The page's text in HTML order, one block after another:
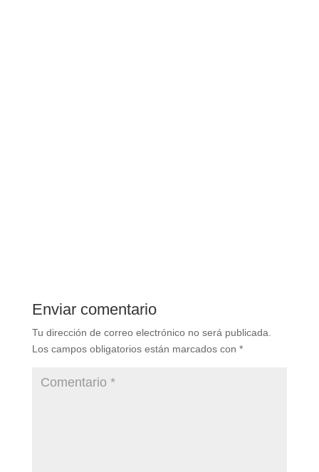
Enviar comentario
Tu dirección de correo electrónico no será publicada.
Los campos obligatorios están marcados con *